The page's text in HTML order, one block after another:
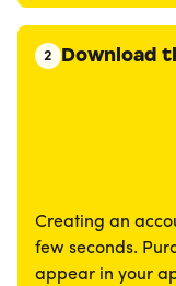
2 Download
Creating an
few seconds.
appear in your